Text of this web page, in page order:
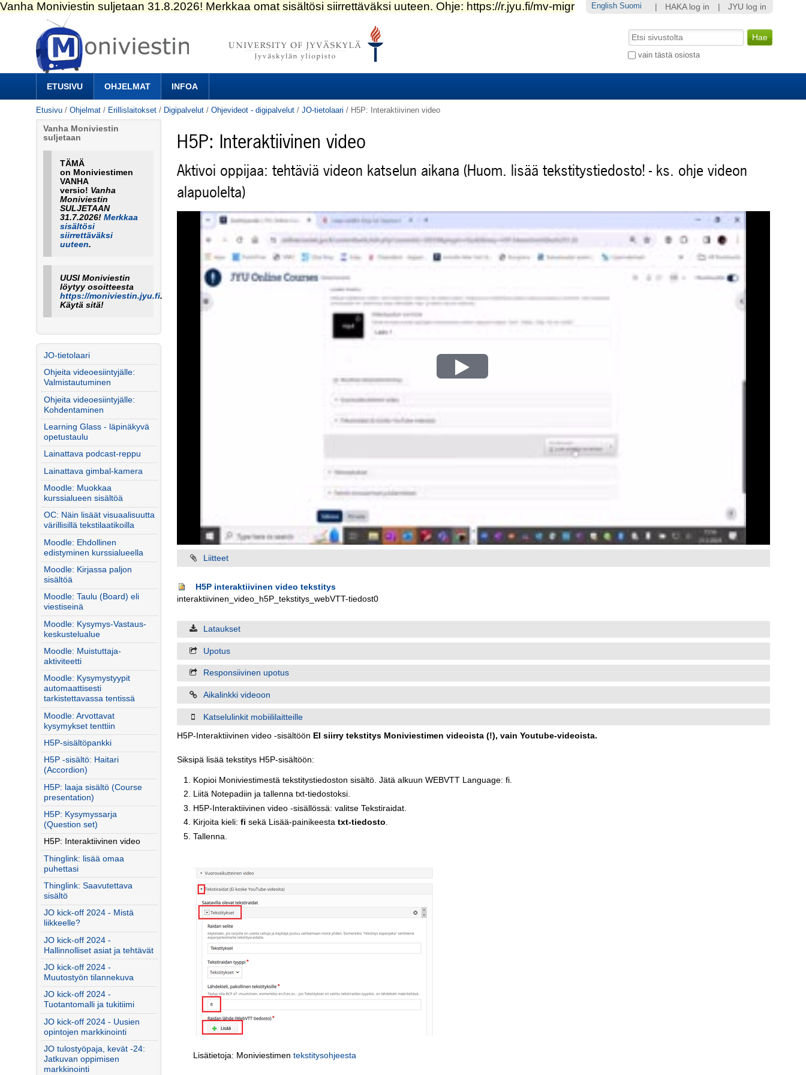
Siirry
sisältöön.
|
Siirry
navigointiin
ETUSIVU OHJELMAT INFOA
Hae
vain tästä osiosta
Laajennettu
Etusivu /Ohjelmat / Erillislaitokset / Digipalvelut /Ohjevideot - digipalvelut /JO-tietolaari / H5P: Interaktiivinen video
H5P: Interaktiivinen video
Aktivoi oppijaa: tehtäviä videon katselun aikana (Huom. lisää tekstitystiedosto! - ks. ohje videon
alapuolelta)
Play
Liitteet
H5P interaktiivinen video tekstitys
interaktiivinen_video_h5P_tekstitys_webVTT-tiedost0
Lataukset
Upotus
Responsiivinen upotus
Aikalinkki videoon
Katselulinkit mobiililaitteille
H5P-Interaktiivinen video -sisältöön EI siirry tekstitys Moniviestimen videoista (!), vain Youtube-videoista.
Siksipä lisää tekstitys H5P-sisältöön:
Kopioi Moniviestimestä tekstitystiedoston sisältö. Jätä alkuunWEBVTT Language: fi.
Liitä Notepadiin ja tallenna txt-tiedostoksi.
H5P-Interaktiivinen video -sisällössä: valitse Tekstiraidat.
Kirjoita kieli: fi sekä Lisää-painikeestatxt-tiedosto.
Tallenna.
Lisätietoja: Moniviestimentekstitysohjeesta
Vanha Moniviestin
suljetaan
TÄMÄ
on Moniviestimen
VANHA
versio! Vanha
Moniviestin
SULJETAAN
31.7.2026! Merkkaa
sisältösi
siirrettäväksi
uuteen.
UUSI Moniviestin
löytyy osoitteesta
https://moniviestin.jyu.fi.
Käytä sitä!
JO-tietolaari
Ohjeita videoesiintyjälle:
Valmistautuminen
Ohjeita videoesiintyjälle:
Kohdentaminen
Learning Glass - läpinäkyvä
opetustaulu
Lainattava podcast-reppu
Lainattava gimbal-kamera
Moodle: Muokkaa
kurssialueen sisältöä
OC: Näin lisäät visuaalisuutta
värillisillä tekstilaatikoilla
Moodle: Ehdollinen
edistyminen kurssialueella
Moodle: Kirjassa paljon
sisältöä
Moodle: Taulu (Board) eli
viestiseinä
Moodle: Kysymys-Vastaus-
keskustelualue
Moodle: Muistuttaja-
aktiviteetti
Moodle: Kysymystyypit
automaattisesti
tarkistettavassa tentissä
Moodle: Arvottavat
kysymykset tenttiin
H5P-sisältöpankki
H5P -sisältö: Haitari
(Accordion)
H5P: laaja sisältö (Course
presentation)
H5P: Kysymyssarja
(Question set)
H5P: Interaktiivinen video
Thinglink: lisää omaa
puhettasi
Thinglink: Saavutettava
sisältö
JO kick-off 2024 - Mistä
liikkeelle?
JO kick-off 2024 -
Hallinnolliset asiat ja tehtävät
JO kick-off 2024 -
Muutostyön tilannekuva
JO kick-off 2024 -
Tuotantomalli ja tukitiimi
JO kick-off 2024 - Uusien
opintojen markkinointi
JO tulostyöpaja, kevät -24:
Jatkuvan oppimisen
markkinointi
HAKA log in JYU log in
English Suomi